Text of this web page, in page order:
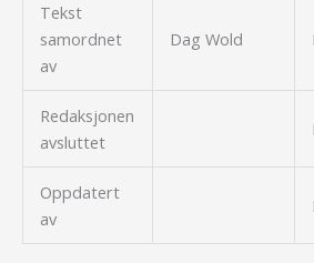
Tekst
samordnet
av
Dag Wold
Redaksjonen
avsluttet
Oppdatert
av